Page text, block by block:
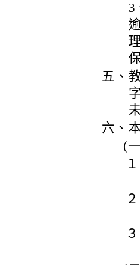
3
五、
六、
(